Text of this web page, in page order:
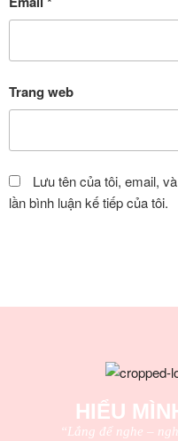
Trang web
Lưu tên của tôi, email,
lần bình luận kế tiếp của tôi.
HIỂU
“Lắng để nghe –